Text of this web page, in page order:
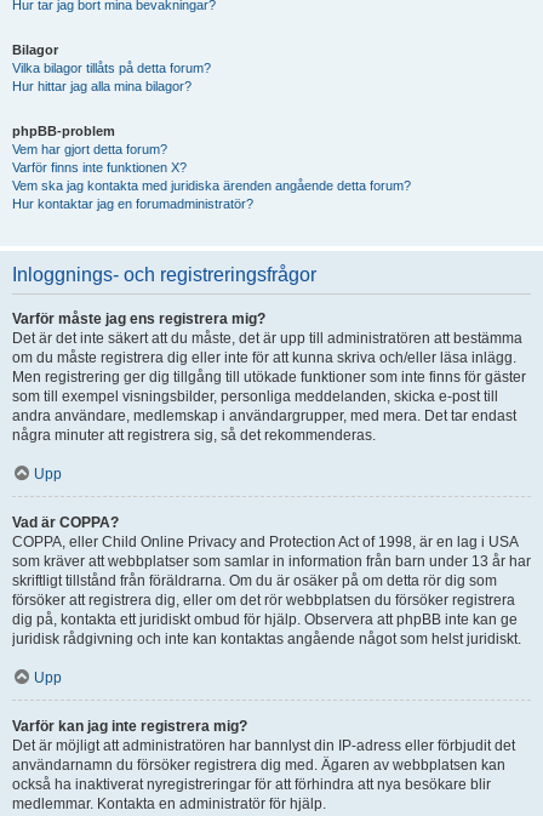
Hur tar jag bort mina bevakningar?
Bilagor
Vilka bilagor tillåts på detta forum?
Hur hittar jag alla mina bilagor?
phpBB-problem
Vem har gjort detta forum?
Varför finns inte funktionen X?
Vem ska jag kontakta med juridiska ärenden angående detta forum?
Hur kontaktar jag en forumadministratör?
Inloggnings- och registreringsfrågor
Varför måste jag ens registrera mig?
Det är det inte säkert att du måste, det är upp till administratören att bestämma
om du måste registrera dig eller inte för att kunna skriva och/eller läsa inlägg.
Men registrering ger dig tillgång till utökade funktioner som inte finns för gäster
som till exempel visningsbilder, personliga meddelanden, skicka e-post till
andra användare, medlemskap i användargrupper, med mera. Det tar endast
några minuter att registrera sig, så det rekommenderas.
Upp
Vad är COPPA?
COPPA, eller Child Online Privacy and Protection Act of 1998, är en lag i USA
som kräver att webbplatser som samlar in information från barn under 13 år har
skriftligt tillstånd från föräldrarna. Om du är osäker på om detta rör dig som
försöker att registrera dig, eller om det rör webbplatsen du försöker registrera
dig på, kontakta ett juridiskt ombud för hjälp. Observera att phpBB inte kan ge
juridisk rådgivning och inte kan kontaktas angående något som helst juridiskt.
Upp
Varför kan jag inte registrera mig?
Det är möjligt att administratören har bannlyst din IP-adress eller förbjudit det
användarnamn du försöker registrera dig med. Ägaren av webbplatsen kan
också ha inaktiverat nyregistreringar för att förhindra att nya besökare blir
medlemmar. Kontakta en administratör för hjälp.